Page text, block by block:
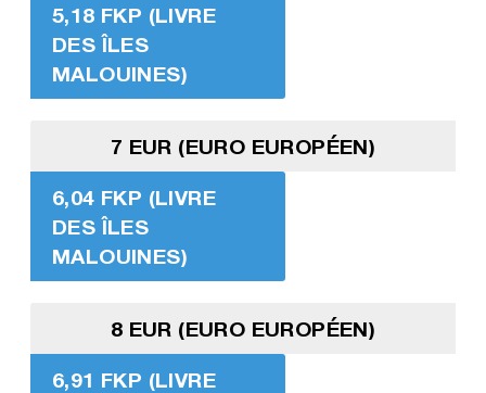
5,18 FKP (LIVRE
DES ÎLES
MALOUINES)
7 EUR (EURO EUROPÉEN)
6,04 FKP (LIVRE
DES ÎLES
MALOUINES)
8 EUR (EURO EUROPÉEN)
6,91 FKP (LIVRE